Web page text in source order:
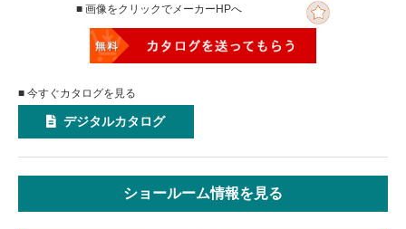
■ 画像をクリックでメーカーHPへ
■ 今すぐカタログを見る
デジタルカタログ
ショールーム情報を見る